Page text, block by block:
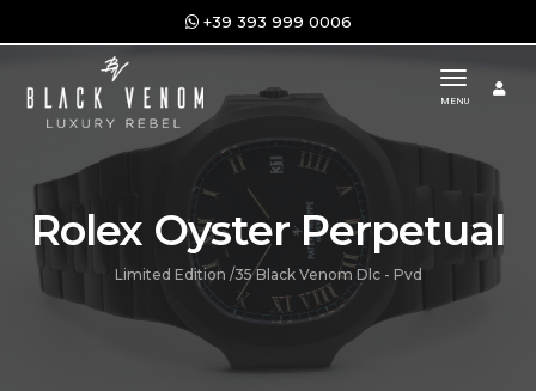
+39 393 999 0006
toggle
MENU
Rolex Oyster Perpetual
Limited Edition /35 Black Venom Dlc - Pvd